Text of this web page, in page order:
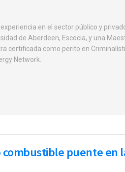
en el sector público y
de Aberdeen, Escocia, y una
certificada como perito en
Network.
combustible puente en